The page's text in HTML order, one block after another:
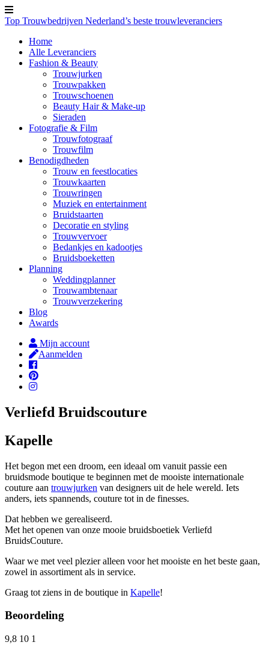
Top Trouwbedrijven Nederland’s beste trouwleveranciers
Home
Alle Leveranciers
Fashion & Beauty
Trouwjurken
Trouwpakken
Trouwschoenen
Beauty Hair & Make-up
Sieraden
Fotografie & Film
Trouwfotograaf
Trouwfilm
Benodigdheden
Trouw en feestlocaties
Trouwkaarten
Trouwringen
Muziek en entertainment
Bruidstaarten
Decoratie en styling
Trouwvervoer
Bedankjes en kadootjes
Bruidsboeketten
Planning
Weddingplanner
Trouwambtenaar
Trouwverzekering
Blog
Awards
Mijn account
Aanmelden
Verliefd Bruidscouture
Kapelle
Het begon met een droom, een ideaal om vanuit passie een
bruidsmode boutique te beginnen met de mooiste internationale
couture aan trouwjurken van designers uit de hele wereld. Iets
anders, iets spannends, couture tot in de finesses.
Dat hebben we gerealiseerd.
Met het openen van onze mooie bruidsboetiek Verliefd
BruidsCouture.
Waar we met veel plezier alleen voor het mooiste en het beste gaan,
zowel in assortiment als in service.
Graag tot ziens in de boutique in Kapelle!
Beoordeling
9,8 10 1